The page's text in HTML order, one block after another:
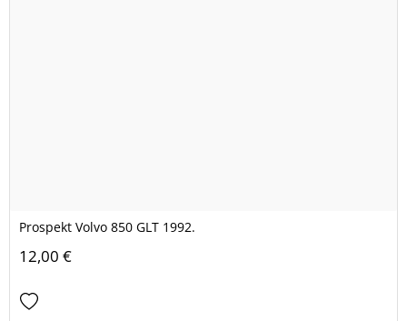
Prospekt Volvo 850 GLT 1992.
12,00 €